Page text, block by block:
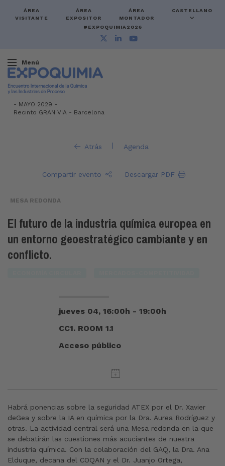
ÁREA
VISITANTE
ÁREA
EXPOSITOR
ÁREA
MONTADOR
CASTELLANO
#EXPOQUIMIA2026
Menú
- MAYO 2029 -
Recinto GRAN VIA - Barcelona
Atrás | Agenda
Compartir evento Descargar PDF
MESA REDONDA
El futuro de la industria química europea en
un entorno geoestratégico cambiante y en
conflicto.
jueves 04, 16:00h - 19:00h
CC1. ROOM 1.1
Acceso público
Habrá ponencias sobre la seguridad ATEX por el Dr. Xavier
deGea y sobre la IA en química por la Dra. Aurea Rodríguez y
otras. La actividad central será una Mesa redonda en la que
se debatirán las cuestiones más acuciantes de nuestra
industria química. Con la colaboración del GAQ, la Dra. Ana
Elduque, decana del COQAN y el Dr. Juanjo Ortega,